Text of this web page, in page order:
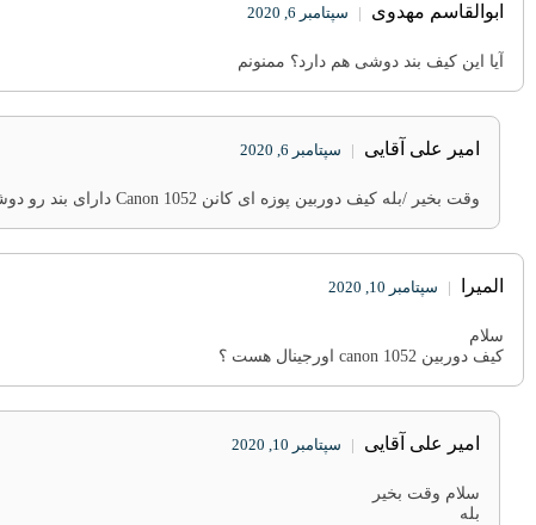
ابوالقاسم مهدوی | سپتامبر 6, 2020
آیا این کیف بند دوشی هم دارد؟ ممنونم
امیر علی آقایی | سپتامبر 6, 2020
وقت بخیر /بله کیف دوربین پوزه ای کانن Canon 1052 دارای بند رو دوشی هم دارد
المیرا | سپتامبر 10, 2020
سلام
کیف دوربین canon 1052 اورجینال هست ؟
امیر علی آقایی | سپتامبر 10, 2020
سلام وقت بخیر
بله